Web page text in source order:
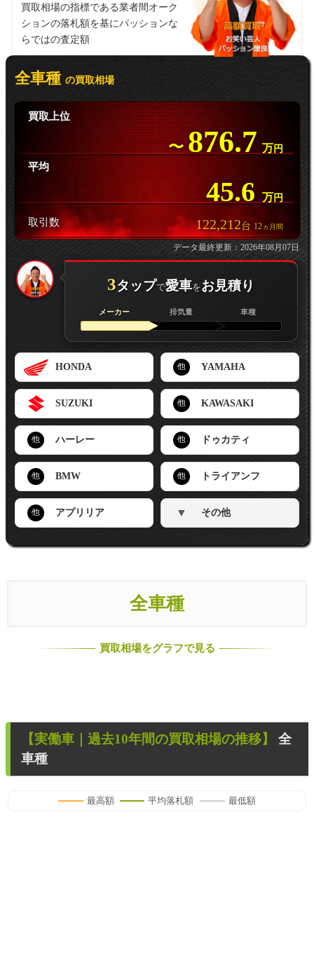
買取相場の指標である業者間オーク
ションの落札額を基にパッションな
らではの査定額
全車種 の買取相場
買取上位
〜876.7 万 円
平均
45.6 万 円
取引数 122,212台 12ヵ月間
データ最終更新：2026年08月07日
3タップで愛車をお見積り
メーカー 排気量 車種
HONDA YAMAHA
SUZUKI KAWASAKI
ハーレー ドゥカティ
BMW トライアンフ
アプリリア ▼ その他
全車種
買取相場をグラフで見る
【実働車 ｜過去10年間の買取相場の推移】 全
車種
最高額 平均落札額 最低額